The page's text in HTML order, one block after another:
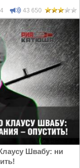
43 650
Швабу: ни